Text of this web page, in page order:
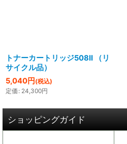
トナーカートリッジ508II （リ
サイクル品）
5,040円 (税込)
定価 : 24,300円
ショッピングガイド